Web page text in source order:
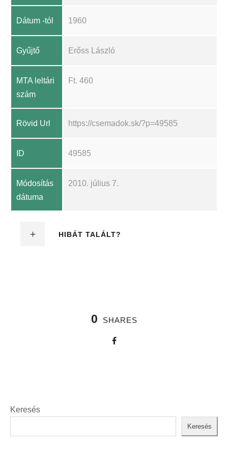
Dátum -tól 1960
Gyűjtő Erőss László
MTA leltári
szám
Ft. 460
Rövid Url https://csemadok.sk/?p=49585
ID 49585
Módosítás
dátuma
2010. július 7.
HIBÁT TALÁLT?
0 SHARES
Keresés
Keresés